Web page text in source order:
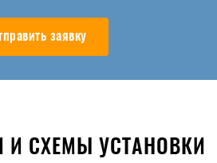
заявку
И СХЕМЫ УСТАНОВКИ